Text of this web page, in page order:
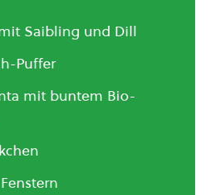
Saibling und Dill
Puffer
mit buntem Bio-